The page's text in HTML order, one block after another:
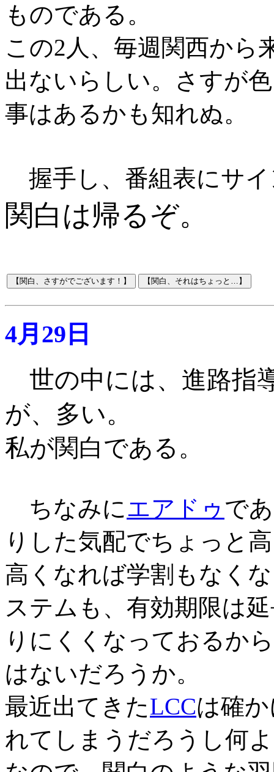
ものである。
この2人、毎週関西から
出ないらしい。さすが
事はあるかも知れぬ。
握手し、番組表にサ
関白は帰るぞ。
4月29日
世の中には、進路指
が、多い。
私が関白である 。
ちなみにエアドゥ で
りした気配でちょっと
高くなれば学割もなく
ステムも、有効期限は
りにくくなっておるか
はないだろうか。
最近出てきたLCCは確
れてしまうだろうし何